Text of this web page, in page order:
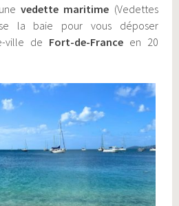
vedette maritime (Vedettes
la baie pour vous déposer
ville de Fort-de-Franceen 20